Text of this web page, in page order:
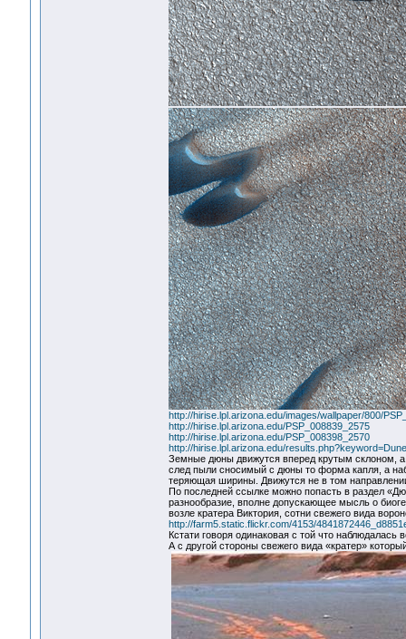
http://hirise.lpl.arizona.edu/images/wallpaper/800/
http://hirise.lpl.arizona.edu/PSP_008839_2575
http://hirise.lpl.arizona.edu/PSP_008398_2570
http://hirise.lpl.arizona.edu/
Земные дюны движутся вперед крутым склоном, а
след пыли сносимый с дюны то форма капля, а
теряющая ширины. Движутся не в том
По последней ссылке можно попасть в раздел
разнообразие, вполне допускающее мысль о
возле кратера Виктория, сотни свежего вида
http://farm5.static.flickr.com/4153/
Кстати говоря одинаковая с той что
А с другой стороны свежего вида «кратер»